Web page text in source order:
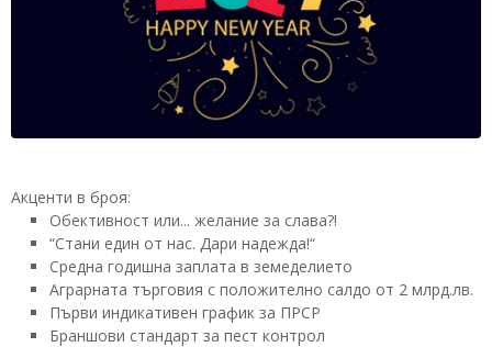
Акценти в броя:
Обективност или... желание за слава?!
“Стани един от нас. Дари надежда!“
Средна годишна заплата в земеделието
Aграрната търговия с положително салдо от 2 млрд.лв.
Първи индикативен график за ПРСР
Браншови стандарт за пест контрол